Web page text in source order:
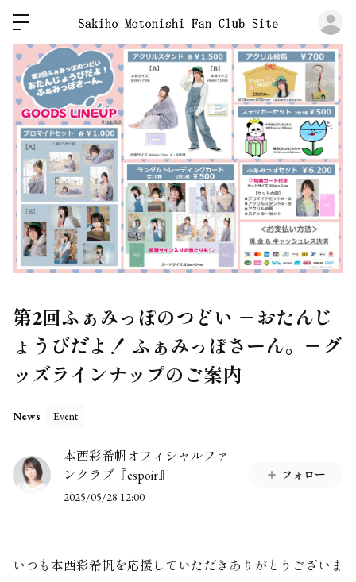
第2回ふぁみっぽのつどい －おたんじ
ょうびだよ！ ふぁみっぽさーん。－グ
ッズラインナップのご案内
News Event
本西彩希帆オフィシャルファ
ンクラブ『espoir』
2025/05/28 12:00
フォロー
いつも本西彩希帆を応援していただきありがとうございま